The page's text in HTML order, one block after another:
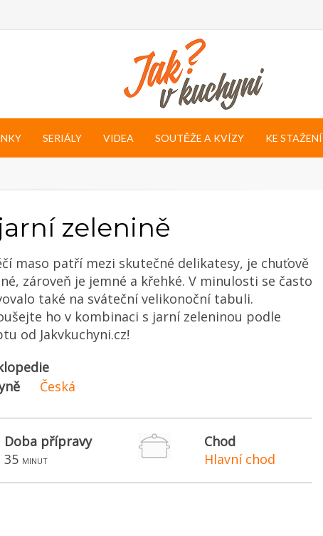
SERIÁLY VIDEA SOUTĚŽE A KVÍZY KE STAŽENÍ
zelenině
maso patří mezi skutečné delikatesy, je chuťově
zároveň je jemné a křehké. V minulosti se často
také na sváteční velikonoční tabuli.
ho v kombinaci s jarní zeleninou podle
od Jakvkuchyni.cz!
Česká
Doba přípravy
35 minut
Chod
Hlavní chod